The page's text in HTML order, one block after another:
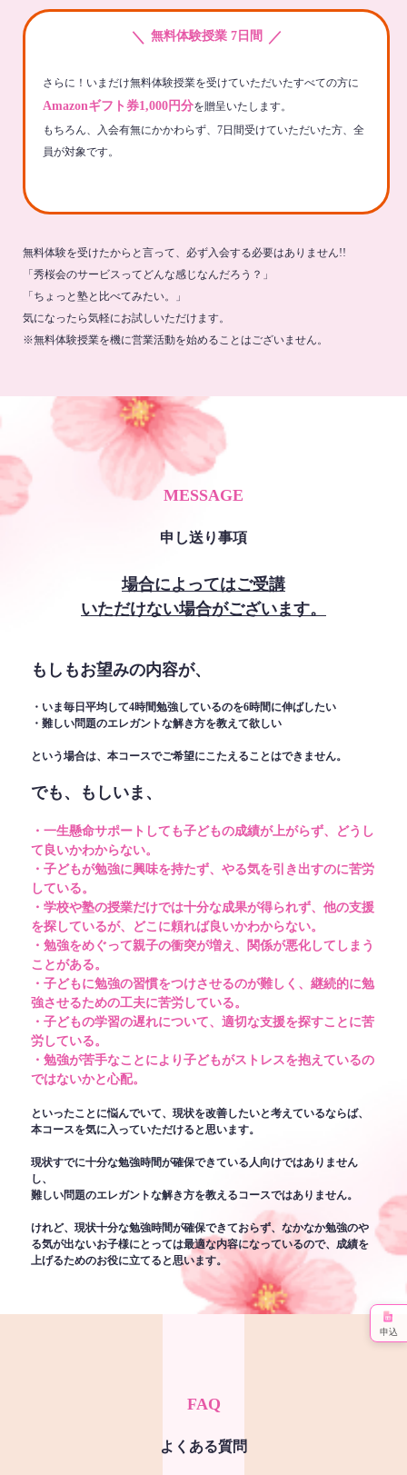
＼ 無料体験授業 7日間 ／
さらに！いまだけ無料体験授業を受けていただいたすべての方に
Amazonギフト券1,000円分を贈呈いたします。
もちろん、入会有無にかかわらず、7日間受けていただいた方、全
員が対象です。
無料体験を受けたからと言って、必ず入会する必要はありません!!
「秀桜会のサービスってどんな感じなんだろう？」
「ちょっと塾と比べてみたい。」
気になったら気軽にお試しいただけます。
※無料体験授業を機に営業活動を始めることはございません。
MESSAGE
申し送り事項
場合によってはご受講
いただけない場合がございます。
もしもお望みの内容が、
・いま毎日平均して4時間勉強しているのを6時間に伸ばしたい
・難しい問題のエレガントな解き方を教えて欲しい
という場合は、本コースでご希望にこたえることはできません。
でも、もしいま、
・一生懸命サポートしても子どもの成績が上がらず、どうし
て良いかわからない。
・子どもが勉強に興味を持たず、やる気を引き出すのに苦労
している。
・学校や塾の授業だけでは十分な成果が得られず、他の支援
を探しているが、どこに頼れば良いかわからない。
・勉強をめぐって親子の衝突が増え、関係が悪化してしまう
ことがある。
・子どもに勉強の習慣をつけさせるのが難しく、継続的に勉
強させるための工夫に苦労している。
・子どもの学習の遅れについて、適切な支援を探すことに苦
労している。
・勉強が苦手なことにより子どもがストレスを抱えているの
ではないかと心配。
といったことに悩んでいて、現状を改善したいと考えているならば、
本コースを気に入っていただけると思います。
現状すでに十分な勉強時間が確保できている人向けではありません
し、
難しい問題のエレガントな解き方を教えるコースではありません。
けれど、現状十分な勉強時間が確保できておらず、なかなか勉強のや
る気が出ないお子様にとっては最適な内容になっているので、成績を
上げるためのお役に立てると思います。
FAQ
よくある質問
申込